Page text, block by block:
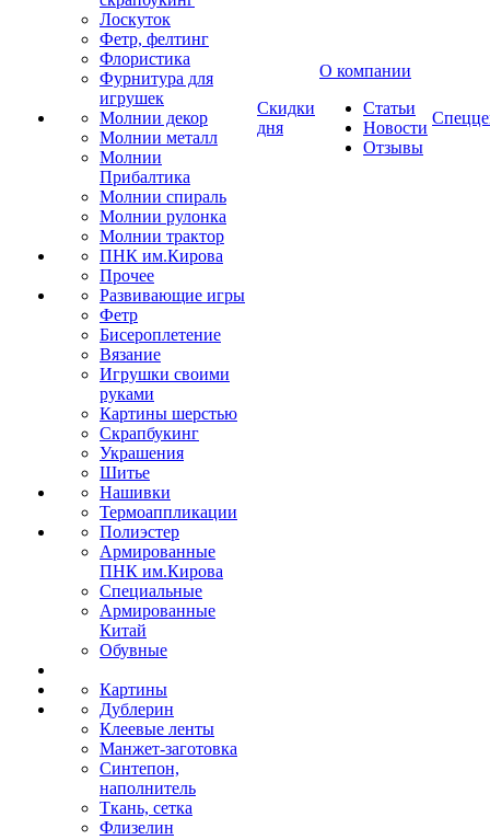
Лоскуток
Фетр, фелтинг
Флористика
Фурнитура для
игрушек
Молнии декор
Молнии металл
Молнии
Прибалтика
Молнии спираль
Молнии рулонка
Молнии трактор
ПНК им.Кирова
Прочее
Развивающие игры
Фетр
Бисероплетение
Вязание
Игрушки своими
руками
Картины шерстью
Скрапбукинг
Украшения
Шитье
Нашивки
Термоаппликации
Полиэстер
Армированные
ПНК им.Кирова
Специальные
Армированные
Китай
Обувные
Картины
Дублерин
Клеевые ленты
Манжет-заготовка
Синтепон,
наполнитель
Ткань, сетка
Флизелин
Скидки
дня
О компании
Статьи
Новости
Отзывы